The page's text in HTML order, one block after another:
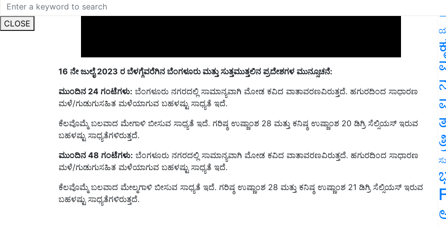
CLOSE
ನೇ ಜುಲೈ 2023ರ ಬೆಳಗ್ಗೆವರೆಗಿನ ಬೆಂಗಳೂರು ಮತ್ತು ಸುತ್ತಮುತ್ತಲಿನ ಪ್ರದೇಶಗಳ ಮುನ್ಸೂಚನೆ:
ಮುಂದಿನ 24 ಗಂಟೆಗಳು:
ಬೆಂಗಳೂರು ನಗರದಲ್ಲಿ ಸಾಮಾನ್ಯವಾಗಿ ಮೋಡ ಕವಿದ ವಾತಾವರಣವಿರುತ್ತದೆ. ಹಗುರದಿಂದ ಸಾಧಾರಣ
ಮಳೆ/ಗುಡುಗುಸಹಿತ ಮಳೆಯಾಗುವ ಬಹಳಷ್ಟು ಸಾಧ್ಯತೆ ಇದೆ.
ಕೆಲವೊಮ್ಮೆ ಬಲವಾದ ಮೇಗಾಳಿ ಬೀಸುವ ಸಾಧ್ಯತೆ ಇದೆ. ಗರಿಷ್ಠ ಉಷ್ಣಾಂಶ 28 ಮತ್ತು ಕನಿಷ್ಠ ಉಷ್ಣಾಂಶ 20 ಡಿಗ್ರಿ ಸೆಲ್ಸಿಯಸ್ ಇರುವ
ಬಹಳಷ್ಟು ಸಾಧ್ಯತೆಗಳಿರುತ್ತದೆ.
ಮುಂದಿನ 48 ಗಂಟೆಗಳು:
ಮಳೆ/ಗುಡುಗುಸಹಿತ ಮಳೆಯಾಗುವ ಬಹಳಷ್ಟು ಸಾಧ್ಯತೆ ಇದೆ.
ಕೆಲವೊಮ್ಮೆ ಬಲವಾದ ಮೇಲ್ಮಗಾಳಿ ಬೀಸುವ ಸಾಧ್ಯತೆ ಇದೆ. ಗರಿಷ್ಠ ಉಷ್ಣಾಂಶ 28 ಮತ್ತು ಕನಿಷ್ಠ ಉಷ್ಣಾಂಶ 21 ಡಿಗ್ರಿ ಸೆಲ್ಸಿಯಸ್ ಇರುವ
ಬಹಳಷ್ಟು ಸಾಧ್ಯತೆಗಳಿರುತ್ತದೆ.